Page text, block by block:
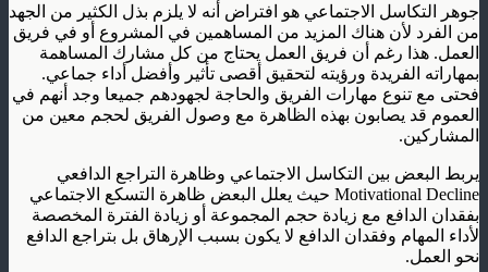
جوهر التكاسل الاجتماعي هو افتراض أنه لا يلزم بذل الكثير من الجهد
من الفرد لأن هناك المزيد من المساهمين في المشروع أو في فريق
العمل. هذا رغم أن فريق العمل يحتاج من كل مشارك المساهمة
بمهاراته الفريدة ورؤيته لتحقيق أقصى تأثير وأفضل أداء جماعي.
فحتى مع تنوع مهارات الفريق والحاجة لجهودهم جميعا وجد أنهم في
العموم قد يصابون بهذه الظاهرة مع وصول الفريق لحجم معين من
المشاركين.
يربط البعض بين التكاسل الاجتماعي وظاهرة التراجع الدافعي
Motivational Decline حيث يعلل البعض ظاهرة التسكع الاجتماعي
بفقدان الدافع مع زيادة حجم المجموعة أو زيادة الفترة المخصصة
لأداء المهام وفقدان الدافع لا يكون بسبب الإرهاق بل بتراجع الدافع
نحو العمل.